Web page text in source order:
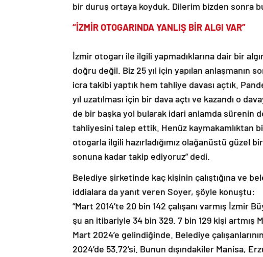
bir duruş ortaya koyduk. Dilerim bizden sonra
“İZMİR OTOGARINDA YANLIŞ BİR ALGI VAR”
İzmir otogarı ile ilgili yapmadıklarına dair bir
doğru değil. Biz 25 yıl için yapılan
icra takibi yaptık hem tahliye davası açtık.
yıl uzatılması için bir dava açtı ve kazandı o
de bir başka yol bularak idari anlamda sürenin
tahliyesini talep ettik. Henüz kaymakamlıktan
otogarla ilgili hazırladığımız olağanüstü güzel
sonuna kadar takip ediyoruz” dedi.
Belediye şirketinde kaç kişinin çalıştığına ve
iddialara da yanıt veren Soyer, şöyle konuştu:
“Mart 2014’te 20 bin 142 çalışanı varmış İzmir
şu an itibariyle 34 bin 329. 7 bin 129 kişi artmış
Mart 2024’e gelindiğinde. Belediye
2024’de 53.72’si. Bunun dışındakiler Manisa,